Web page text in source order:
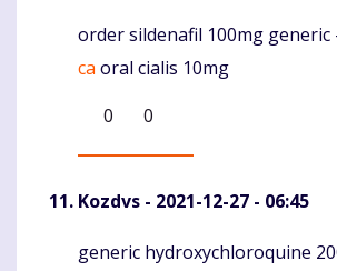
Komentaras
order sildenafil 100mg generic
ca oral cialis 10mg
0
0
Kozdvs - 2021-12-27 - 06:45
Komentaras
generic hydroxychloroquine